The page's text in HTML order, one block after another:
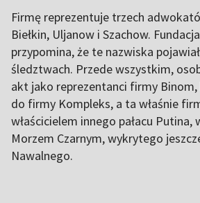
Firmę reprezentuje trzech
Biełkin, Uljanow i Szachow.
przypomina, że te nazwiska
śledztwach. Przede wszystkim,
akt jako reprezentanci firmy
do firmy Kompleks, a ta właśnie
właścicielem innego pałacu Putina,
Morzem Czarnym, wykrytego
Nawalnego.